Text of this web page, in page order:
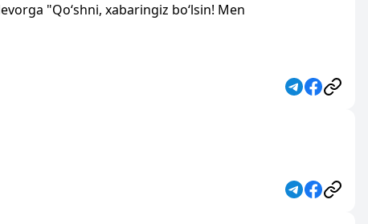
"Qo‘shni, xabaringiz bo‘lsin! Men